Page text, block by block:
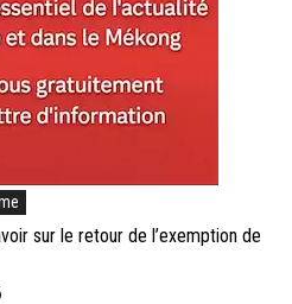
sur le retour de l’exemption de